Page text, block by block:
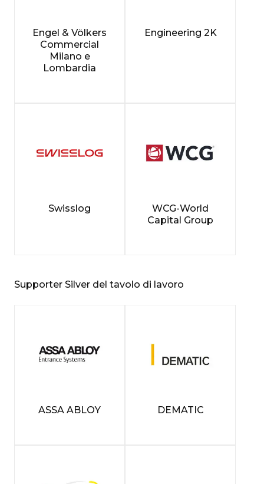
Engel & Völkers
Commercial
Milano e
Lombardia
Engineering 2K
Swisslog
WCG-World
Capital Group
Supporter Silver del tavolo di lavoro
ASSA ABLOY DEMATIC